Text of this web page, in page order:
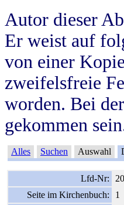
Autor dieser
Er weist auf
von einer
zweifelsfreie
worden. Bei
gekommen
Alles Suchen Auswahl
Lfd-Nr:
20
Seite im Kirchenbuch:
1